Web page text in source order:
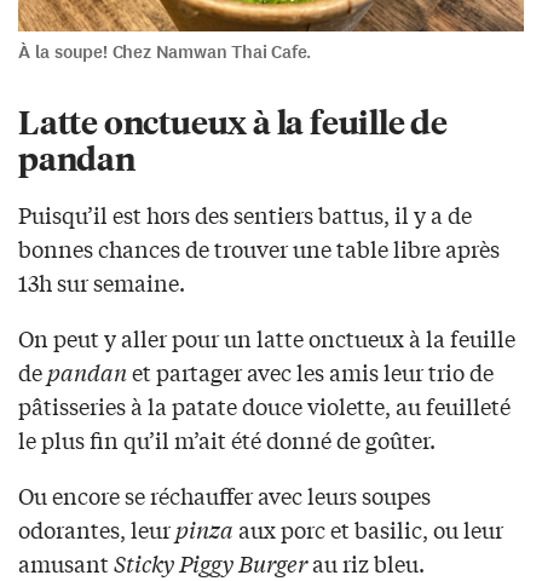
À la soupe! Chez Namwan Thai Cafe.
Latte onctueux à la feuille de
pandan
Puisqu’il est hors des sentiers battus, il y a de
bonnes chances de trouver une table libre après
13h sur semaine.
On peut y aller pour un latte onctueux à la feuille
depandanet partager avec les amis leur trio de
pâtisseries à la patate douce violette, au feuilleté
le plus fin qu’il m’ait été donné de goûter.
Ou encore se réchauffer avec leurs soupes
odorantes, leurpinzaaux porc et basilic, ou leur
amusantSticky Piggy Burgerau riz bleu.